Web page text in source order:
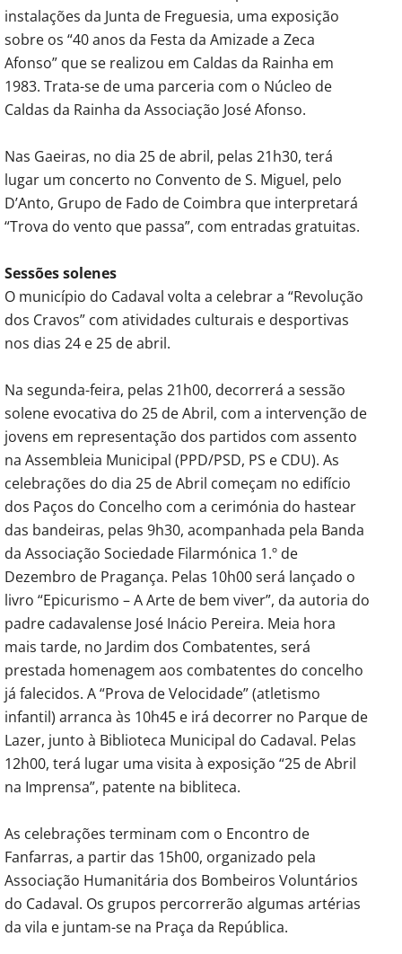
instalações da Junta de Freguesia, uma exposição
sobre os “40 anos da Festa da Amizade a Zeca
Afonso” que se realizou em Caldas da Rainha em
1983. Trata-se de uma parceria com o Núcleo de
Caldas da Rainha da Associação José Afonso.
Nas Gaeiras, no dia 25 de abril, pelas 21h30, terá
lugar um concerto no Convento de S. Miguel, pelo
D’Anto, Grupo de Fado de Coimbra que interpretará
“Trova do vento que passa”, com entradas gratuitas.
Sessões solenes
O município do Cadaval volta a celebrar a “Revolução
dos Cravos” com atividades culturais e desportivas
nos dias 24 e 25 de abril.
Na segunda-feira, pelas 21h00, decorrerá a sessão
solene evocativa do 25 de Abril, com a intervenção de
jovens em representação dos partidos com assento
na Assembleia Municipal (PPD/PSD, PS e CDU). As
celebrações do dia 25 de Abril começam no edifício
dos Paços do Concelho com a cerimónia do hastear
das bandeiras, pelas 9h30, acompanhada pela Banda
da Associação Sociedade Filarmónica 1.º de
Dezembro de Pragança. Pelas 10h00 será lançado o
livro “Epicurismo – A Arte de bem viver”, da autoria do
padre cadavalense José Inácio Pereira. Meia hora
mais tarde, no Jardim dos Combatentes, será
prestada homenagem aos combatentes do concelho
já falecidos. A “Prova de Velocidade” (atletismo
infantil) arranca às 10h45 e irá decorrer no Parque de
Lazer, junto à Biblioteca Municipal do Cadaval. Pelas
12h00, terá lugar uma visita à exposição “25 de Abril
na Imprensa”, patente na bibliteca.
As celebrações terminam com o Encontro de
Fanfarras, a partir das 15h00, organizado pela
Associação Humanitária dos Bombeiros Voluntários
do Cadaval. Os grupos percorrerão algumas artérias
da vila e juntam-se na Praça da República.